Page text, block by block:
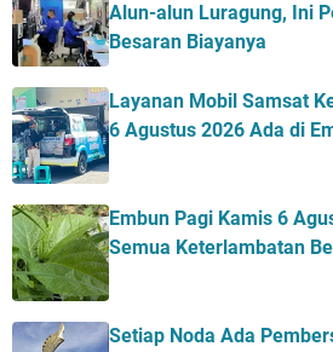
Alun-alun Luragung, Ini
Besaran Biayanya
Layanan Mobil Samsat
6 Agustus 2026 Ada di
Embun Pagi Kamis 6
Semua Keterlambatan
Setiap Noda Ada